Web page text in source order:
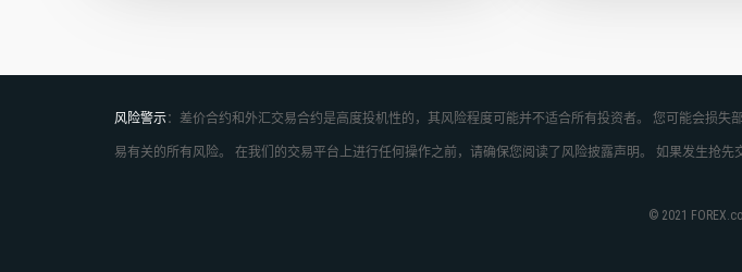
风险警示：差价合约和外汇交易合约是高度投机性的，其风险程度可能并不适合所有投资者。 您可能会损
易有关的所有风险。 在我们的交易平台上进行任何操作之前，请确保您阅读了风险披露声明。 如果发生抢
© 2021